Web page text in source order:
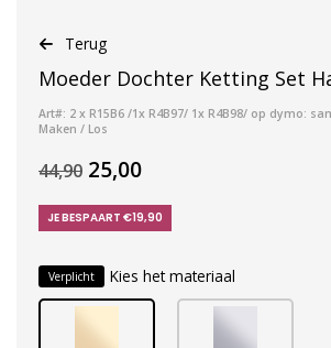
Terug
Moeder Dochter Ketting Set
Art#: 2 x R15B6 /1x R4B97/ 1x R4B98/ op dymo:
Maken / Los
44,90 25,00
JE BESPAART €19,90
Verplicht Kies het materiaal